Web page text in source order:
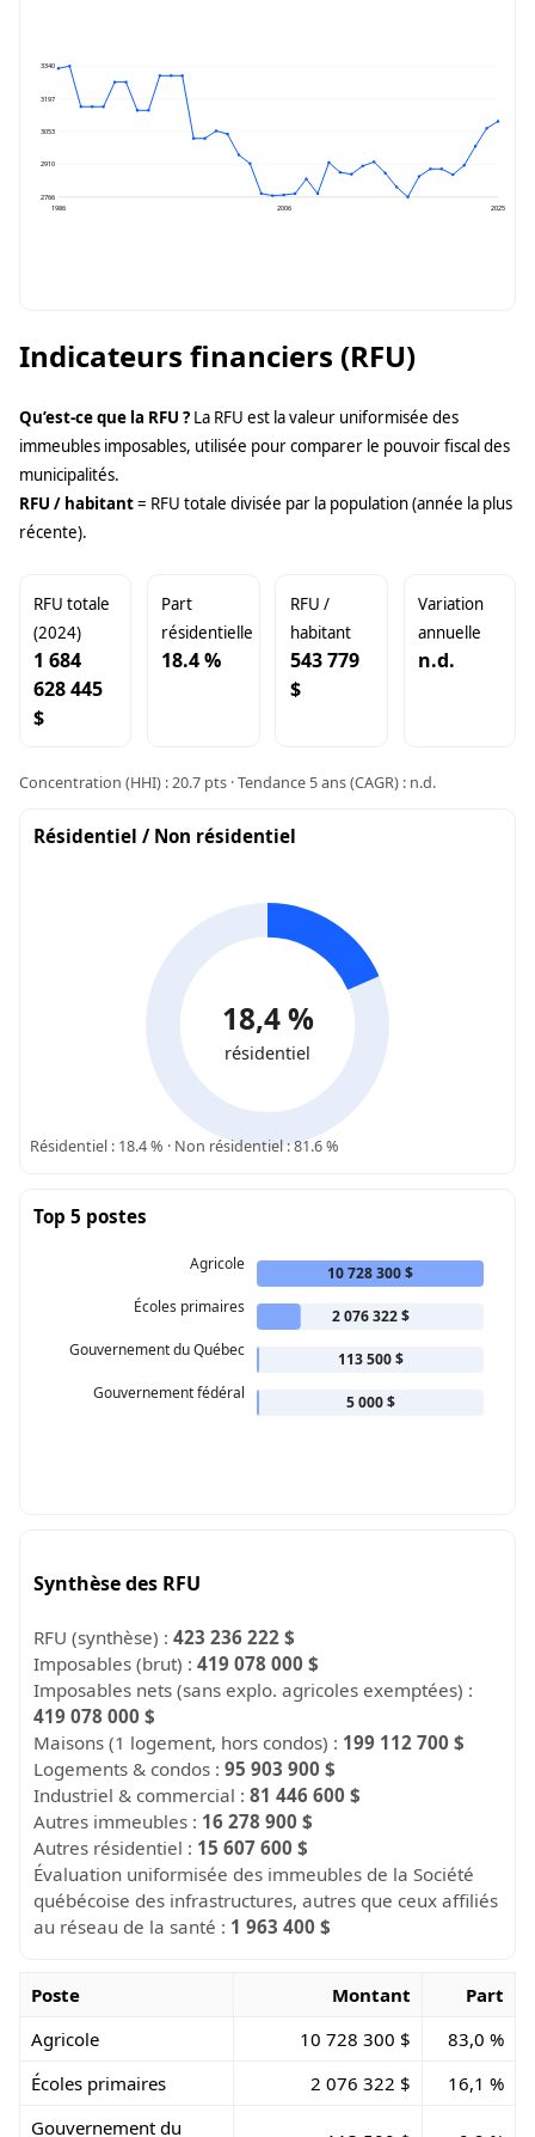
3340
3197
3053
2910
2766
1986
2006 2025
Indicateurs financiers (RFU)
Qu’est-ce que la RFU ? La RFU est la valeur uniformisée des
immeubles imposables, utilisée pour comparer le pouvoir fiscal des
municipalités.
RFU / habitant= RFU totale divisée par la population (année la plus
récente).
RFU totale
(2024)
1 684
628 445
$
Part
résidentielle
18.4 %
RFU /
habitant
543 779
$
Variation
annuelle
n.d.
Concentration (HHI) : 20.7 pts · Tendance 5 ans (CAGR) : n.d.
Résidentiel / Non résidentiel
18,4 %
résidentiel
Résidentiel : 18.4 % · Non résidentiel : 81.6 %
Top 5 postes
Agricole
10 728 300 $
Écoles primaires
2 076 322 $
Gouvernement du Québec
113 500 $
Gouvernement fédéral
5 000 $
Synthèse des RFU
RFU (synthèse) :423 236 222 $
Imposables (brut) :419 078 000 $
Imposables nets (sans explo. agricoles exemptées) :
419 078 000 $
Maisons (1 logement, hors condos) : 199 112 700 $
Logements & condos :95 903 900 $
Industriel & commercial :81 446 600 $
Autres immeubles : 16 278 900 $
Autres résidentiel : 15 607 600 $
Évaluation uniformisée des immeubles de la Société
québécoise des infrastructures, autres que ceux affiliés
au réseau de la santé : 1 963 400 $
Poste Montant
Part
Agricole
10 728 300 $
83,0 %
Écoles primaires
2 076 322 $
16,1 %
Gouvernement du